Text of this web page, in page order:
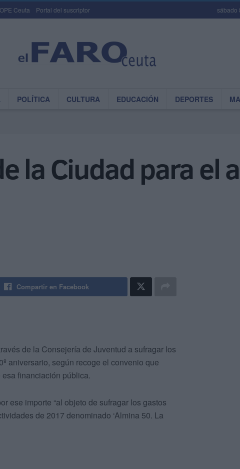
Ceuta Portal del suscriptor sábado
POLÍTICA CULTURA EDUCACIÓN DEPORTES
la Ciudad para el
Compartir en Facebook
de la Consejería de Juventud a sufragar los
aniversario, según recoge el convenio que
financiación pública.
ese importe “al objeto de sufragar los gastos
de 2017 denominado ‘Almina 50. La